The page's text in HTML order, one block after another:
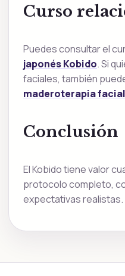
Curso
Puedes consultar el
japonés Kobido. Si
faciales, también
maderoterapia facial
Conclusión
El Kobido tiene valor
protocolo completo,
expectativas realistas.